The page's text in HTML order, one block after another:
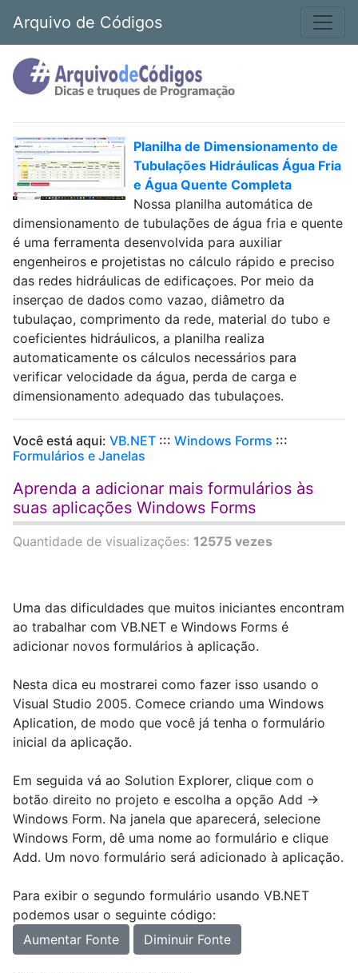
Arquivo de Códigos
Planilha de Dimensionamento de
Tubulações Hidráulicas Água Fria
e Água Quente Completa
Nossa planilha automática de
dimensionamento de tubulações de água fria e quente
é uma ferramenta desenvolvida para auxiliar
engenheiros e projetistas no cálculo rápido e preciso
das redes hidráulicas de edificaçoes. Por meio da
inserçao de dados como vazao, diâmetro da
tubulaçao, comprimento da rede, material do tubo e
coeficientes hidráulicos, a planilha realiza
automaticamente os cálculos necessários para
verificar velocidade da água, perda de carga e
dimensionamento adequado das tubulaçoes.
Você está aqui: VB.NET ::: Windows Forms :::
Formulários e Janelas
Aprenda a adicionar mais formulários às
suas aplicações Windows Forms
Quantidade de visualizações: 12575 vezes
Uma das dificuldades que muitos iniciantes encontram
ao trabalhar com VB.NET e Windows Forms é
adicionar novos formulários à aplicação.
Nesta dica eu mostrarei como fazer isso usando o
Visual Studio 2005. Comece criando uma Windows
Aplication, de modo que você já tenha o formulário
inicial da aplicação.
Em seguida vá ao Solution Explorer, clique com o
botão direito no projeto e escolha a opção Add ->
Windows Form. Na janela que aparecerá, selecione
Windows Form, dê uma nome ao formulário e clique
Add. Um novo formulário será adicionado à aplicação.
Para exibir o segundo formulário usando VB.NET
podemos usar o seguinte código:
Aumentar Fonte
Diminuir Fonte